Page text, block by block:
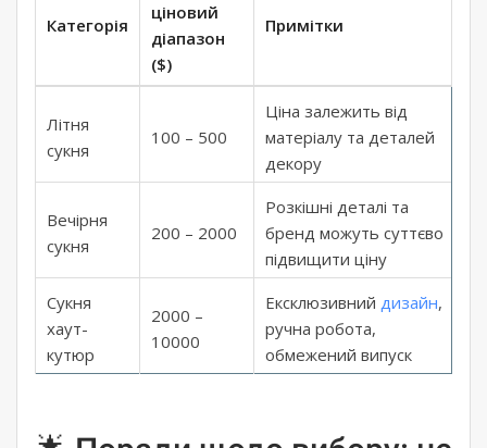
Категорія
ціновий
діапазон
($)
Примітки
Літня
сукня
100 – 500
Ціна залежить від
матеріалу та деталей
декору
Вечірня
сукня
200 – 2000
Розкішні деталі та
бренд можуть суттєво
підвищити ціну
Сукня
хаут-
кутюр
2000 –
10000
Ексклюзивний дизайн,
ручна робота,
обмежений випуск